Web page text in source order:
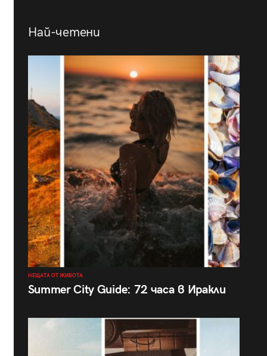
Най-четени
НЕЩАТА ОТ ЖИВОТА
Summer City Guide: 72 часа в Иракли